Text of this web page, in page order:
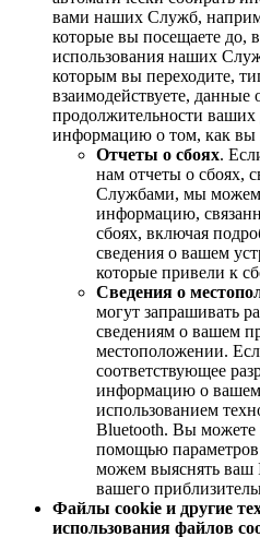
вами наших Служб,
которые вы посещаете до,
использования наших
которым вы переходите,
взаимодействуете, данные
продолжительности
информацию о том, как вы
Отчеты о сбоях.
нам отчеты о сбоях,
Службами, мы
информацию,
сбоях, включая
сведения о вашем
которые привели к
Сведения о
могут запрашивать
сведениям о вашем
местоположении.
соответствующее
информацию о
использованием
Bluetooth. Вы можете
помощью
можем выяснять ваш
вашего
Файлы cookie и другие
использования файлов